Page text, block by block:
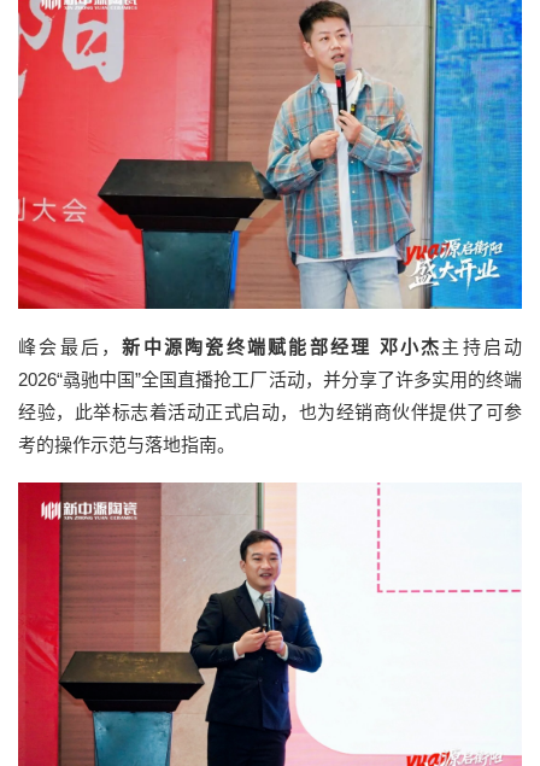
峰会最后，新中源陶瓷终端赋能部经理 邓小杰主持启动
2026“骉驰中国”全国直播抢工厂活动，并分享了许多实用的终端
经验，此举标志着活动正式启动，也为经销商伙伴提供了可参
考的操作示范与落地指南。